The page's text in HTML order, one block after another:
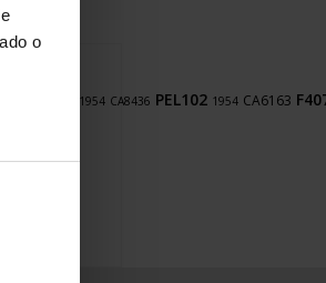
o
CA1954 CA8436 PEL102 1954 CA6163